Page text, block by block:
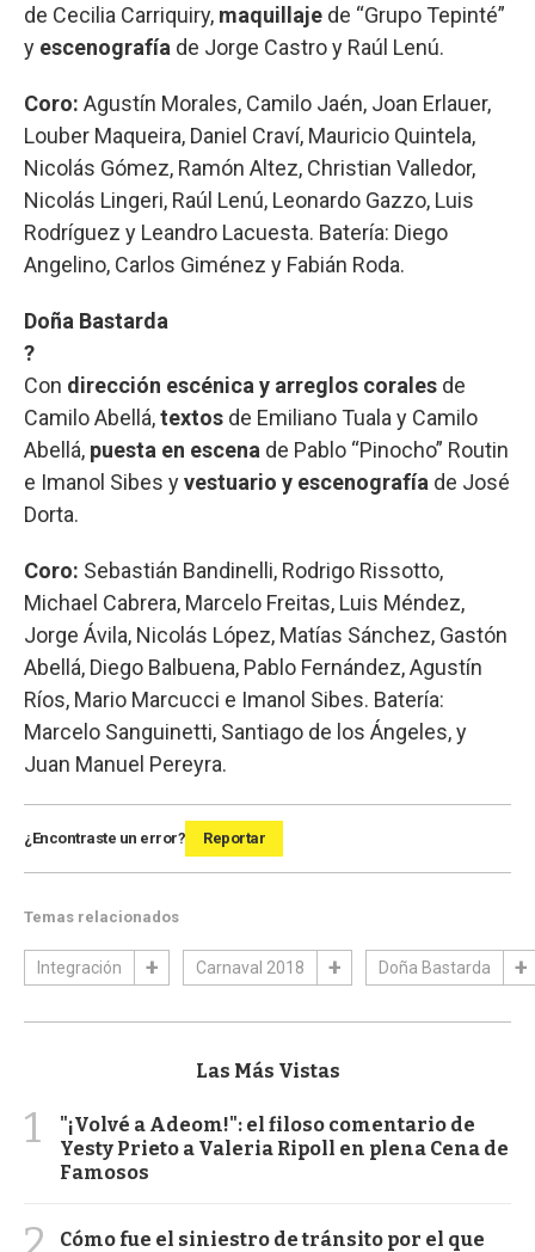
de Cecilia Carriquiry, maquillaje de “Grupo Tepinté”
y escenografía de Jorge Castro y Raúl Lenú.
Coro: Agustín Morales, Camilo Jaén, Joan Erlauer,
Louber Maqueira, Daniel Craví, Mauricio Quintela,
Nicolás Gómez, Ramón Altez, Christian Valledor,
Nicolás Lingeri, Raúl Lenú, Leonardo Gazzo, Luis
Rodríguez y Leandro Lacuesta. Batería: Diego
Angelino, Carlos Giménez y Fabián Roda.
Doña Bastarda
?
Con dirección escénica y arreglos corales de
Camilo Abellá,textos de Emiliano Tuala y Camilo
Abellá, puesta en escena de Pablo “Pinocho” Routin
e Imanol Sibes yvestuario y escenografía de José
Dorta.
Coro: Sebastián Bandinelli, Rodrigo Rissotto,
Michael Cabrera, Marcelo Freitas, Luis Méndez,
Jorge Ávila, Nicolás López, Matías Sánchez, Gastón
Abellá, Diego Balbuena, Pablo Fernández, Agustín
Ríos, Mario Marcucci e Imanol Sibes. Batería:
Marcelo Sanguinetti, Santiago de los Ángeles, y
Juan Manuel Pereyra.
¿Encontraste un error? Reportar
Temas relacionados
Integración Carnaval 2018 Doña Bastarda
Las Más Vistas
1
"¡Volvé a Adeom!": el filoso comentario de
Yesty Prieto a Valeria Ripoll en plena Cena de
Famosos
Cómo fue el siniestro de tránsito por el que